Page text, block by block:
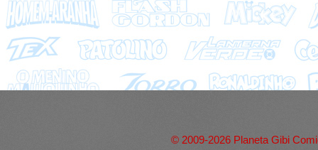
© 2009-2026 Planeta Gibi